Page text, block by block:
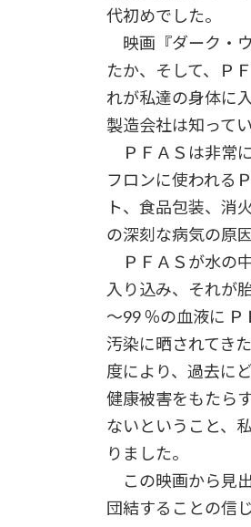
代初めでした。
映画『ダーク・
たか、そして、Ｐ
れが私達の身体に
製造会社は知って
ＰＦＡＳは非常
フロンに使われる
ト、食品包装、消
の深刻な病気の原
ＰＦＡＳが水の
入り込み、それが
～99 ％の血液に
汚染に晒されてき
度により、過去に
健康被害をもたら
ないということ、
りました。
この映画から見
団結することの信